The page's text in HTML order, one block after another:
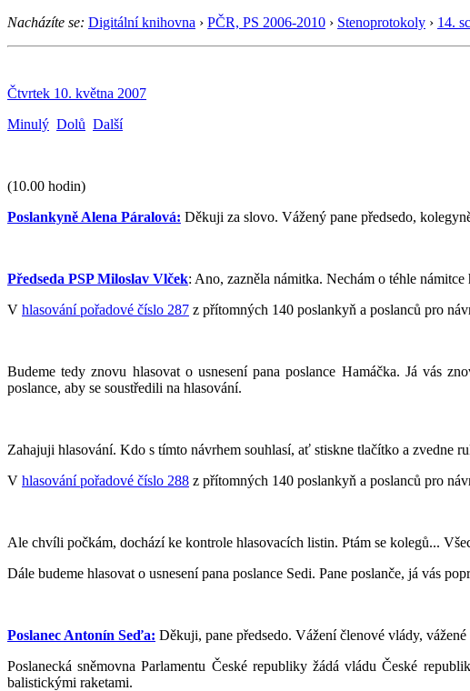
Nacházíte se: Digitální knihovna › PČR, PS 2006-2010 › Stenoprotokoly › 14.
Čtvrtek 10. května 2007
Minulý Dolů Další
(10.00 hodin)
Poslankyně Alena Páralová: Děkuji za slovo. Vážený pane předsedo,
Předseda PSP Miloslav Vlček: Ano, zazněla námitka. Nechám o téhle
V hlasování pořadové číslo 287 z přítomných 140 poslankyň a poslanců pro
Budeme tedy znovu hlasovat o usnesení pana poslance Hamáčka. Já vás
poslance, aby se soustředili na hlasování.
Zahajuji hlasování. Kdo s tímto návrhem souhlasí, ať stiskne tlačítko a zvedne
V hlasování pořadové číslo 288 z přítomných 140 poslankyň a poslanců pro
Ale chvíli počkám, dochází ke kontrole hlasovacích listin. Ptám se kolegů...
Dále budeme hlasovat o usnesení pana poslance Sedi. Pane poslanče, já vás
Poslanec Antonín Seďa: Děkuji, pane předsedo. Vážení členové vlády,
Poslanecká sněmovna Parlamentu České republiky žádá vládu České
balistickými raketami.